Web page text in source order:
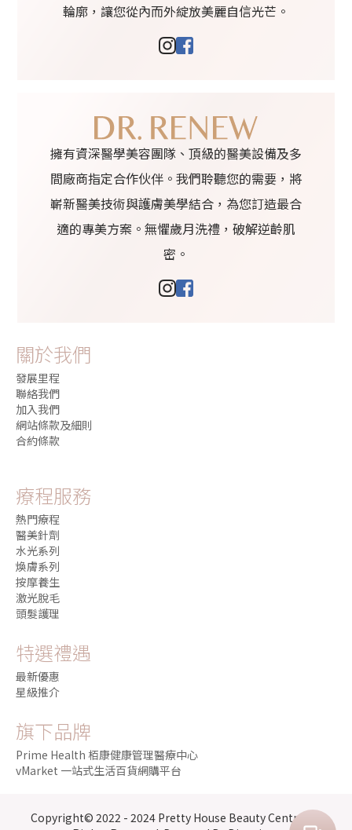
輪廓，讓您從內而外綻放美麗自信光芒。
擁有資深醫學美容團隊、頂級的醫美設備及多
間廠商指定合作伙伴。我們聆聽您的需要，將
嶄新醫美技術與護膚美學結合，為您訂造最合
適的專美方案。無懼歲月洗禮，破解逆齡肌
密。
關於我們
發展里程
聯絡我們
加入我們
網站條款及細則
合約條款
療程服務
熱門療程
醫美針劑
水光系列
煥膚系列
按摩養生
激光脫毛
頭髮護理
特選禮遇
最新優惠
星級推介
旗下品牌
Prime Health 栢康健康管理醫療中心
vMarket 一站式生活百貨網購平台
Copyright© 2022 - 2024 Pretty House Beauty Centre. All